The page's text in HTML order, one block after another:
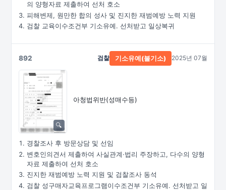
의 양형자료 제출하여 선처 호소
피해변제, 원만한 합의 성사 및 진지한 재범예방 노력 지원
검찰 교육이수조건부 기소유예. 선처받고 일상복귀
892
아청법위반(성매수등)
검찰 기소유예(불기소) 2025년 07월
경찰조사 후 방문상담 및 선임
변호인의견서 제출하여 사실관계·법리 주장하고, 다수의 양형
자료 제출하여 선처 호소
진지한 재범예방 노력 지원 및 검찰조사 동석
검찰 성구매자교육프로그램이수조건부 기소유예. 선처받고 일